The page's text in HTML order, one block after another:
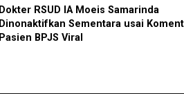
Dokter RSUD IA Moeis Samarinda
Dinonaktifkan Sementara usai
Pasien BPJS Viral